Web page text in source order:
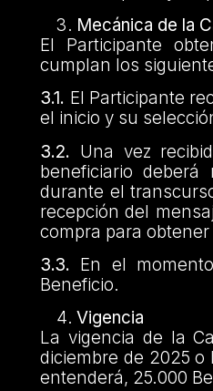
Mecánica de la
El Participante
cumplan los
3.1. El Participante
el inicio y su
3.2. Una vez
beneficiario
durante el
recepción del
compra para
3.3. En el
Beneficio.
Vigencia
La vigencia de la
diciembre de 2025
entenderá, 25.000